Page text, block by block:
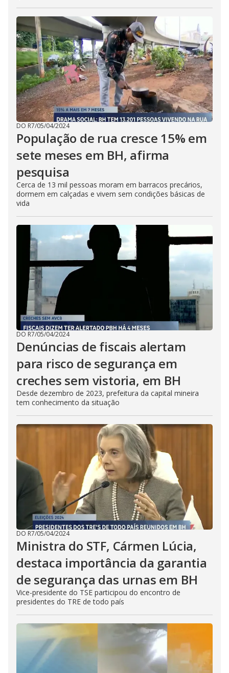
DO R7/05/04/2024
População de rua cresce 15% em
sete meses em BH, afirma
pesquisa
Cerca de 13 mil pessoas moram em barracos precários,
dormem em calçadas e vivem sem condições básicas de
vida
DO R7/05/04/2024
Denúncias de fiscais alertam
para risco de segurança em
creches sem vistoria, em BH
Desde dezembro de 2023, prefeitura da capital mineira
tem conhecimento da situação
DO R7/05/04/2024
Ministra do STF, Cármen Lúcia,
destaca importância da garantia
de segurança das urnas em BH
Vice-presidente do TSE participou do encontro de
presidentes do TRE de todo país